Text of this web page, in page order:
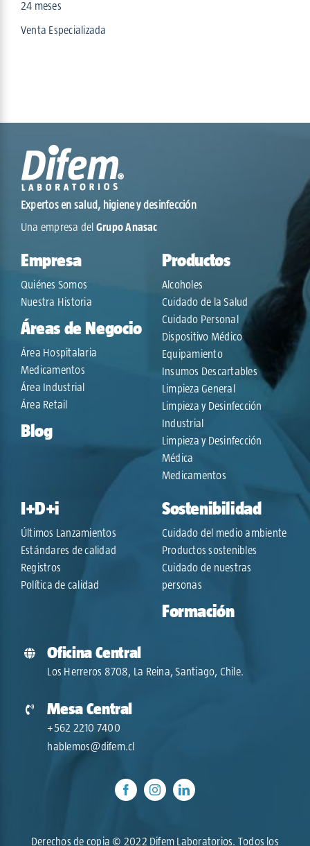
24 meses
Venta Especializada
Expertos en salud, higiene y desinfección
Una empresa del Grupo Anasac
Empresa
Quiénes Somos
Nuestra Historia
Áreas de Negocio
Área Hospitalaria
Medicamentos
Área Industrial
Área Retail
Blog
Productos
Alcoholes
Cuidado de la Salud
Cuidado Personal
Dispositivo Médico
Equipamiento
Insumos Descartables
Limpieza General
Limpieza y Desinfección
Industrial
Limpieza y Desinfección
Médica
Medicamentos
I+D+i
Últimos Lanzamientos
Estándares de calidad
Registros
Política de calidad
Sostenibilidad
Cuidado del medio ambiente
Productos sostenibles
Cuidado de nuestras
personas
Formación
Oficina Central
Los Herreros 8708, La Reina, Santiago, Chile.
Mesa Central
+562 2210 7400
hablemos@difem.cl
Derechos de copia © 2022 Difem Laboratorios. Todos los